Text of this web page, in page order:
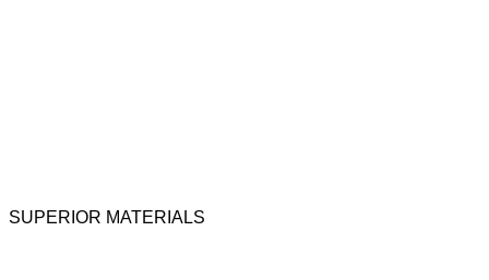
SUPERIOR MATERIALS